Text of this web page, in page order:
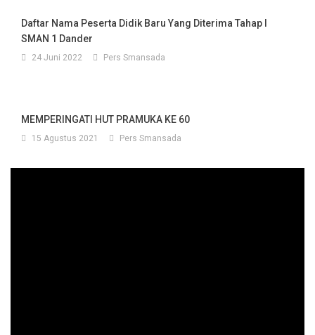
Daftar Nama Peserta Didik Baru Yang Diterima Tahap I
SMAN 1 Dander
24 Juni 2022 Pers Smansada
MEMPERINGATI HUT PRAMUKA KE 60
15 Agustus 2021 Pers Smansada